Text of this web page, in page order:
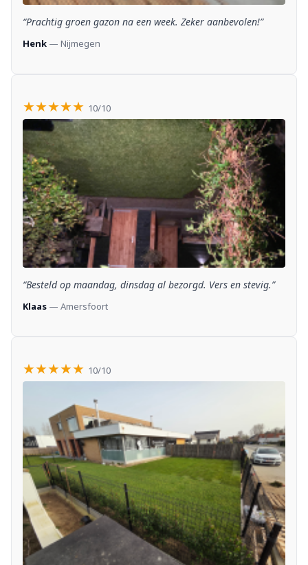
“Prachtig groen gazon na een week. Zeker aanbevolen!”
Henk — Nijmegen
★★★★★ 10/10
“Besteld op maandag, dinsdag al bezorgd. Vers en stevig.”
Klaas — Amersfoort
★★★★★ 10/10